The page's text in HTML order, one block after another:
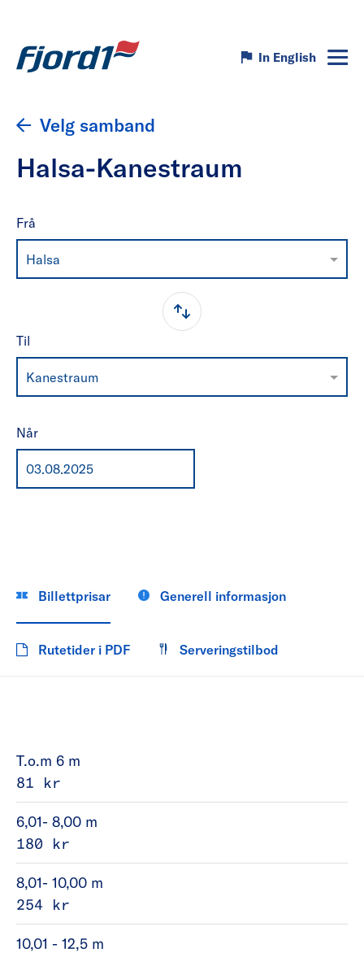
In English
Velg samband
Halsa-Kanestraum
Frå
Halsa
Til
Kanestraum
Når
Billettprisar Generell informasjon
Rutetider i PDF Serveringstilbod
T.o.m 6 m
81 kr
6,01- 8,00 m
180 kr
8,01- 10,00 m
254 kr
10,01 - 12,5 m